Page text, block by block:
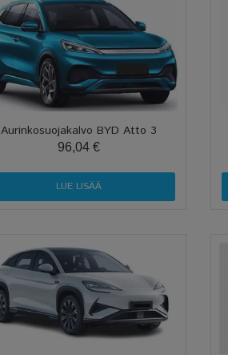
Aurinkosuojakalvo BYD Atto 3
96,04 €
LUE LISÄÄ